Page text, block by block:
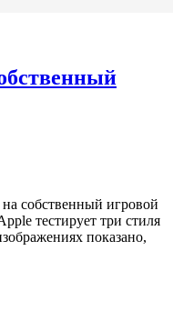
собственный игровой
тестирует три стиля
показано,